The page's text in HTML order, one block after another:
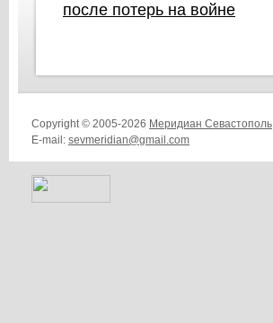
после потерь на войне
Copyright © 2005-2026 Меридиан Севастополь
E-mail: sevmeridian@gmail.com